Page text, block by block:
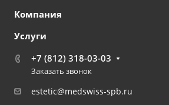
Компания
Услуги
+7 (812) 318-03-03
Заказать звонок
estetic@medswiss-spb.ru